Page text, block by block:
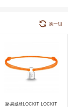
换一组
路易威登LOCKIT LOCKIT